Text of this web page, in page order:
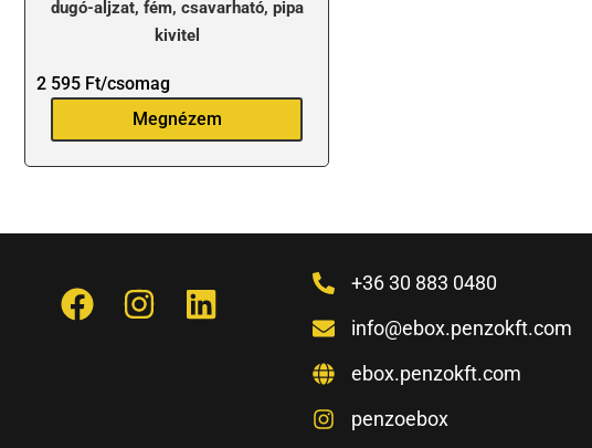
dugó-aljzat, fém, csavarható, pipa
kivitel
2 595 Ft/csomag
Megnézem
+36 30 883 0480
info@ebox.penzokft.com
ebox.penzokft.com
penzoebox